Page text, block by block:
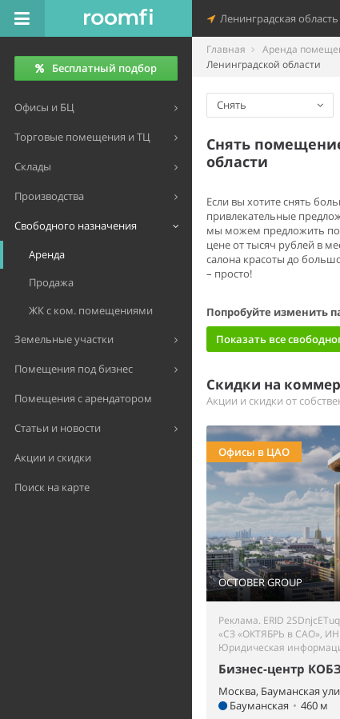
Ленинградская область
Бесплатный подбор
Офисы и БЦ
Торговые помещения и ТЦ
Склады
Производства
Свободного назначения
Аренда
Продажа
ЖК с ком. помещениями
Земельные участки
Помещения под бизнес
Помещения с арендатором
Статьи и новости
Акции и скидки
Поиск на карте
Главная Аренда
Ленинградской области
Снять
Снять
области
Если вы хотите снять
привлекательные
мы можем предложить по
цене от тысяч рублей в
салона красоты до
– просто!
Попробуйте изменить
Показать все
Скидки на
Акции и скидки от
OCTOBER GROUP
Офисы в ЦАО
Реклама. ERID
«СЗ «ОКТЯБРЬ в САО»,
Юридическая
Бизнес-центр
Москва, Бауманская
Бауманская • 460 м